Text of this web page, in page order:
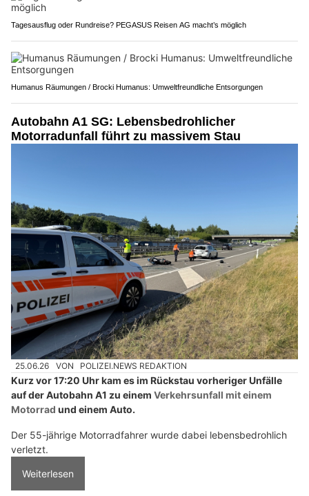
Tagesausflug oder Rundreise? PEGASUS Reisen AG macht’s möglich
Humanus Räumungen / Brocki Humanus: Umweltfreundliche Entsorgungen
Autobahn A1 SG: Lebensbedrohlicher
Motorradunfall führt zu massivem Stau
25.06.26 VON POLIZEI.NEWS REDAKTION
Kurz vor 17:20 Uhr kam es im Rückstau vorheriger Unfälle
auf der Autobahn A1 zu einem Verkehrsunfall mit einem
Motorrad und einem Auto.
Der 55-jährige Motorradfahrer wurde dabei lebensbedrohlich
verletzt.
Weiterlesen